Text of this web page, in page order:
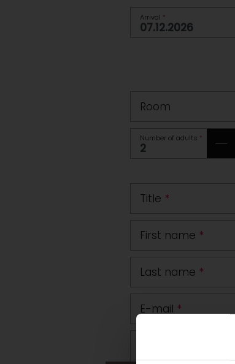
Arrival *
Room
Number of adults *
Title *
First name *
Last name *
E-mail *